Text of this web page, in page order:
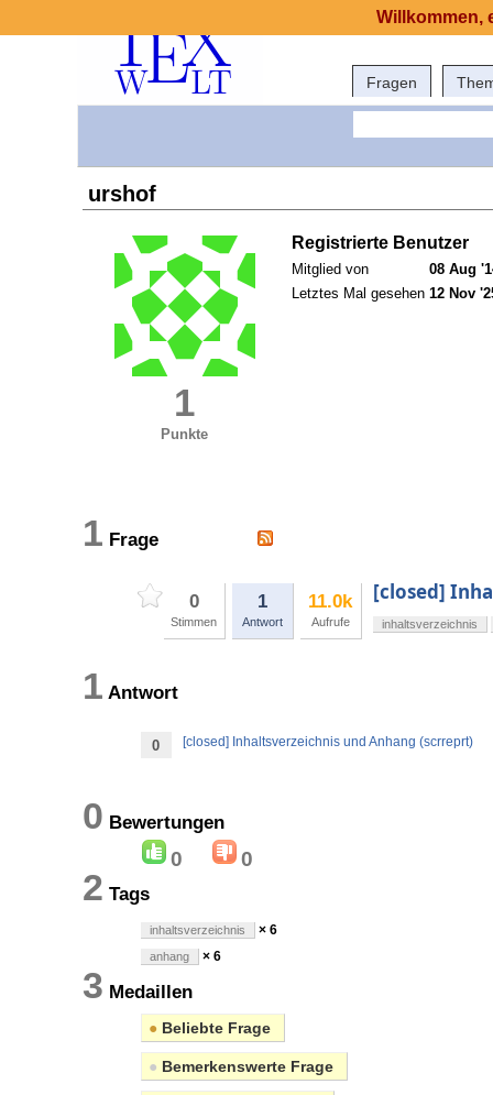
Fragen
urshof
1
Punkte
Registrierte Benutzer
Mitglied von
08 Aug
Letztes Mal gesehen 12 Nov
1 Frage
0
Stimmen
1
Antwort
11.0k
Aufrufe
[closed]
inhaltsverzeichnis
1 Antwort
0 [closed] Inhaltsverzeichnis und Anhang (scrreprt)
0 Bewertungen
0 0
2 Tags
inhaltsverzeichnis × 6
anhang × 6
3 Medaillen
● Beliebte Frage
● Bemerkenswerte Frage
Willkommen,